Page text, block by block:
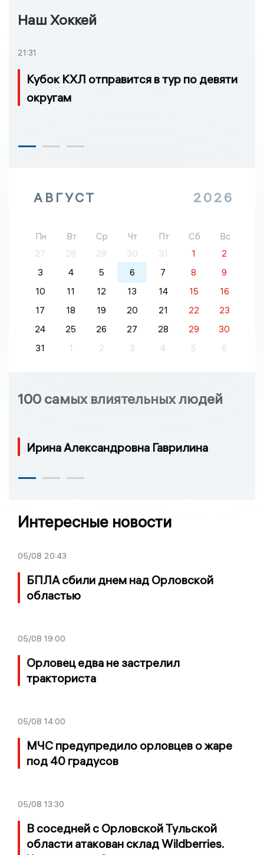
Наш Хоккей
21:31
Кубок КХЛ отправится в тур по девяти
округам
АВГУСТ 2026
Пн Вт Ср Чт Пт Сб
Вс
27
28 29 30 31 1
2
3
4 5 6 7 8
9
10
11 12 13 14 15
16
17
18 19 20 21 22
23
24
25 26 27 28 29
30
31
1 2 3 4 5 6
100 самых влиятельных людей
Ирина Александровна Гаврилина
Интересные новости
05/08 20:43
БПЛА сбили днем над Орловской
областью
05/08 19:00
Орловец едва не застрелил
тракториста
05/08 14:00
МЧС предупредило орловцев о жаре
под 40 градусов
05/08 13:30
В соседней с Орловской Тульской
области атакован склад Wildberries.